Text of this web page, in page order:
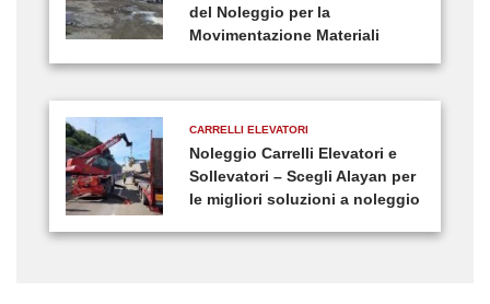
del Noleggio per la
Movimentazione Materiali
CARRELLI ELEVATORI
Noleggio Carrelli Elevatori e
Sollevatori – Scegli Alayan per
le migliori soluzioni a noleggio